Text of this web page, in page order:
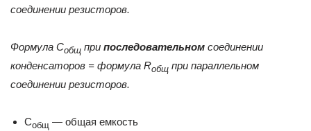
соединении резисторов.
Формула Cобщ при последовательном соединении
конденсаторов = формула Rобщ при параллельном
соединении резисторов.
Cобщ — общая емкость